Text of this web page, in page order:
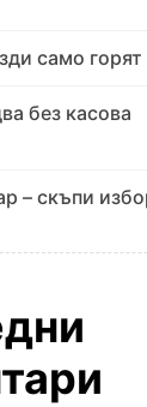
само горят
без касова
– скъпи